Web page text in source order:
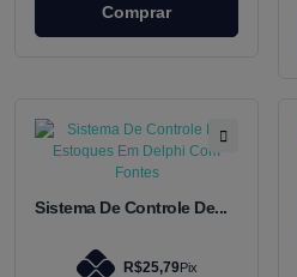
Comprar
Sistema De Controle De...
R$25,79Pix